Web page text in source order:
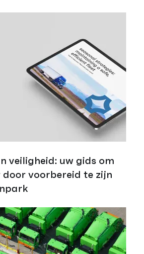
veiligheid: uw gids om
voorbereid te zijn